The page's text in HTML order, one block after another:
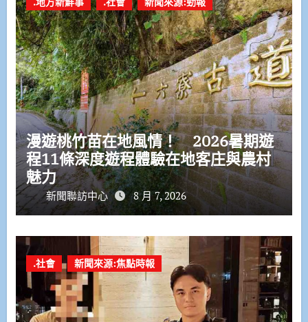
漫遊桃竹苗在地風情！ 2026暑期遊
程11條深度遊程體驗在地客庄與農村
魅力
新聞聯訪中心 8 月 7, 2026
.社會 新聞來源:焦點時報